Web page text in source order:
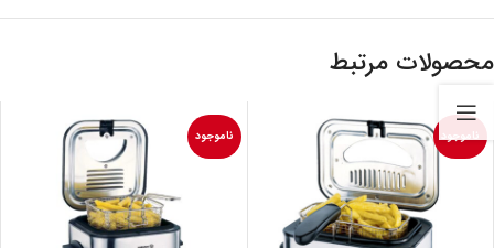
محصولات مرتبط
ناموجود ناموجود